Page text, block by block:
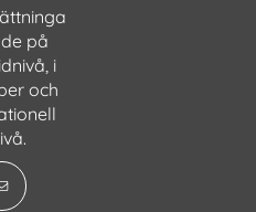
på
i
och